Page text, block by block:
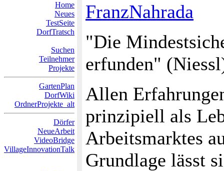
Home
Neues
TestSeite
DorfTratsch
Suchen
Teilnehmer
Projekte
GartenPlan
DorfWiki
OrdnerProjekte_alt
Dörfer
NeueArbeit
VideoBridge
VillageInnovationTalk
FranzNahrada
"Die
erfunden"
Allen
prinzipiell als
Arbeitsmarktes
Grundlage lässt